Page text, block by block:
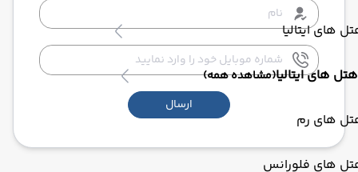
های ایتالیا
هتل های ایتالیا(مشاهده همه)
های رم
های فلورانس
ارسال